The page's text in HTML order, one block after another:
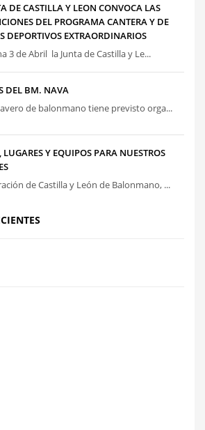
DE CASTILLA Y LEON CONVOCA LAS
DEL PROGRAMA CANTERA Y DE
DEPORTIVOS EXTRAORDINARIOS
3 de Abril la Junta de Castilla y Le...
DEL BM. NAVA
de balonmano tiene previsto orga...
LUGARES Y EQUIPOS PARA NUESTROS
de Castilla y León de Balonmano, ...